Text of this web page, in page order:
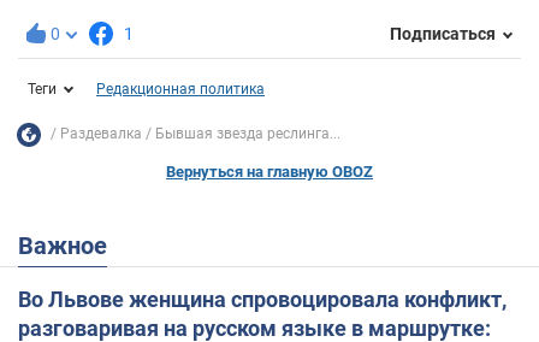
0 1 Подписаться
Теги Редакционная политика
Раздевалка Бывшая звезда реслинга...
Вернуться на главную OBOZ
Важное
Во Львове женщина спровоцировала конфликт,
разговаривая на русском языке в маршрутке: